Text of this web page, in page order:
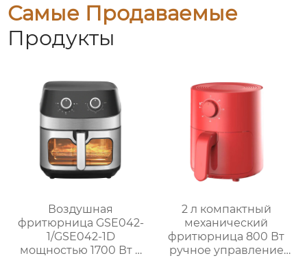
Самые Продаваемые
Продукты
Воздушная
фритюрница GSE042-
1/GSE042-1D
мощностью 1700 Вт с
2 л компактный
механический
фритюрница 800 Вт
ручное управление